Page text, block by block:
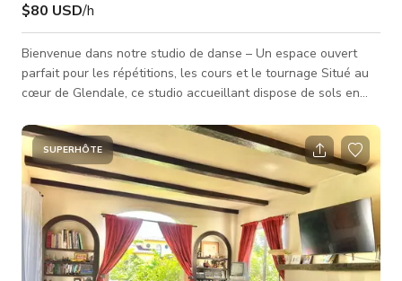
$80 USD/h
Bienvenue dans notre studio de danse – Un espace ouvert
parfait pour les répétitions, les cours et le tournage Situé au
cœur de Glendale, ce studio accueillant dispose de sols en
plafond qui crée un environnement idéal pour la danse, le
mouvement ou les productions créatives. L'espace est propre,
spacieux et plein de charme culturel. Que vous organisiez une
répétition de danse, filmiez une performance, donniez un
cours
SUPERHÔTE